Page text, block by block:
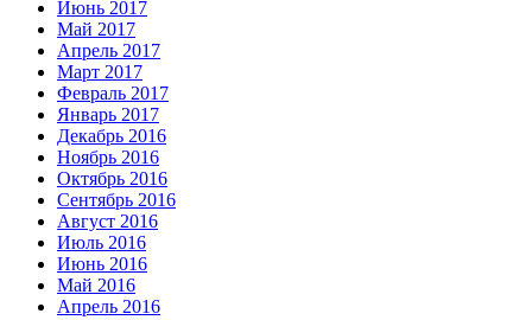
Июнь 2017
Май 2017
Апрель 2017
Март 2017
Февраль 2017
Январь 2017
Декабрь 2016
Ноябрь 2016
Октябрь 2016
Сентябрь 2016
Август 2016
Июль 2016
Июнь 2016
Май 2016
Апрель 2016